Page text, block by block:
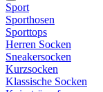
Sport
Sporthosen
Sporttops
Herren Socken
Sneakersocken
Kurzsocken
Klassische Socken